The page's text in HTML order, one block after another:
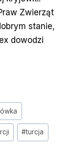
Zwierząt
stanie,
dowodzi
#turcja